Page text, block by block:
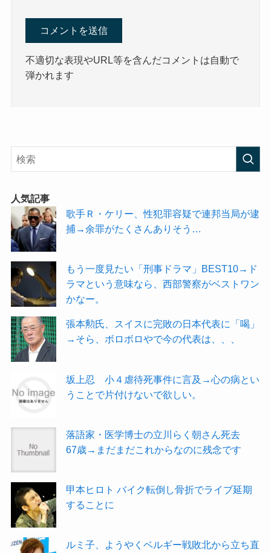
不適切な表現やURL等を含んだコメントは自動で
弾かれます
人気記事
歌手Ｒ・ケリー、性犯罪容疑で連邦当局が逮
捕→余罪がたくさんありそう…
もう一度見たい「刑事ドラマ」BEST10→ド
ラマという意味なら、西部警察がベストワン
かなー。
張本勲氏、スイスに完敗の日本代表に「喝」
→そら、ボロボロやで今の代表は、、、
坂上忍 小４虐待死事件に言及→心の病とい
うことで片付けないで欲しい。
落語家・医学博士の立川らく朝さん死去
67歳→まだまだこれからなのに残念です
甲本ヒロト バイク転倒し骨折でライブ延期
することに
ルミ子、ようやくベルギー戦敗北から立ち直